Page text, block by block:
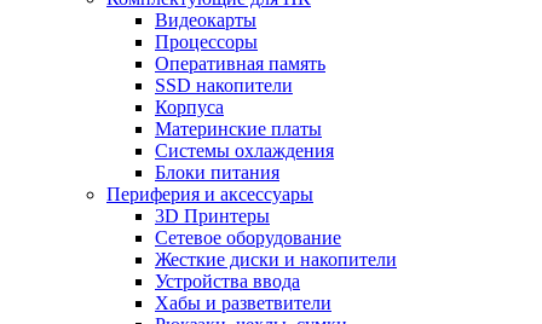
Видеокарты
Процессоры
Оперативная память
SSD накопители
Корпуса
Материнские платы
Системы охлаждения
Блоки питания
Периферия и аксессуары
3D Принтеры
Сетевое оборудование
Жесткие диски и накопители
Устройства ввода
Хабы и разветвители